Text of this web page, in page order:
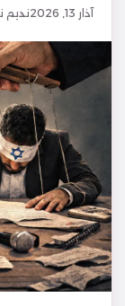
آذار 13, 2026 نديم